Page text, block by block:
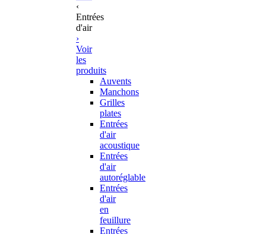
‹
Entrées
d'air
›
Voir
les
produits
Auvents
Manchons
Grilles
plates
Entrées
d'air
acoustique
Entrées
d'air
autoréglable
Entrées
d'air
en
feuillure
Entrées